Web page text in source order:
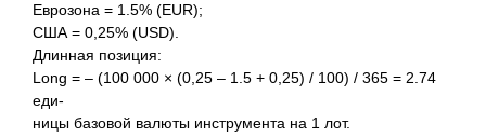
Еврозона = 1.5% (EUR);
США = 0,25% (USD).
Длинная позиция:
Long = – (100 000 × (0,25 – 1.5 + 0,25) / 100) / 365 = 2.74
еди-
ницы базовой валюты инструмента на 1 лот.